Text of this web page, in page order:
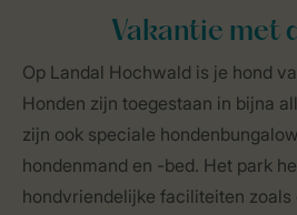
Vakantie met
Op Landal Hochwald is je hond
Honden zijn toegestaan in bijna
zijn ook speciale
hondenmand en -bed. Het park
hondvriendelijke faciliteiten zoals